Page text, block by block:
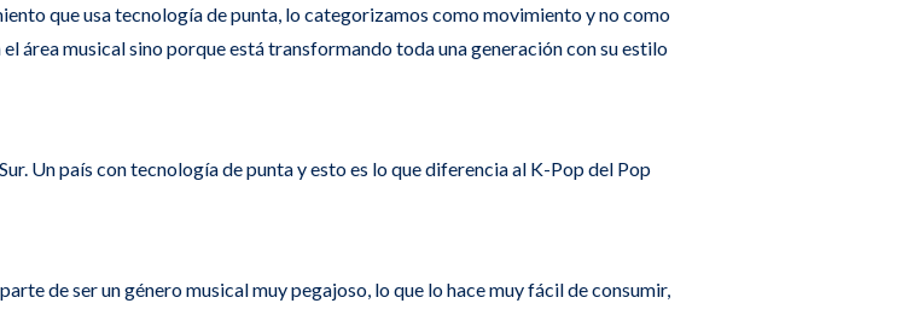
que usa tecnología de punta, lo categorizamos como movimiento y no como
área musical sino porque está transformando toda una generación con su estilo
Un país con tecnología de punta y esto es lo que diferencia al K-Pop del Pop
de ser un género musical muy pegajoso, lo que lo hace muy fácil de consumir,